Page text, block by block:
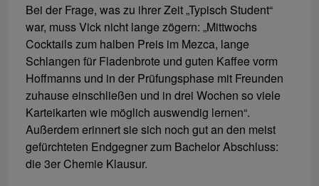
Bei der Frage, was zu ihrer Zeit „Typisch Student“
war, muss Vick nicht lange zögern: „Mittwochs
Cocktails zum halben Preis im Mezca, lange
Schlangen für Fladenbrote und guten Kaffee vorm
Hoffmanns und in der Prüfungsphase mit Freunden
zuhause einschließen und in drei Wochen so viele
Karteikarten wie möglich auswendig lernen“.
Außerdem erinnert sie sich noch gut an den meist
gefürchteten Endgegner zum Bachelor Abschluss:
die 3er Chemie Klausur.